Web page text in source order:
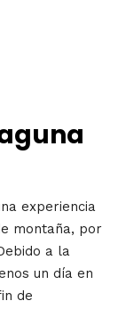
experiencia
montaña, por
a la
un día en
de